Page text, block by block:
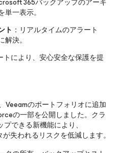
一表示。
ト ：リアルタイムのアラート
決。
トにより、安心安全な保護を提
のポートフォリオに追加
の一部を公開しました。クラ
できる新機能により、
失われるリスクを低減します。